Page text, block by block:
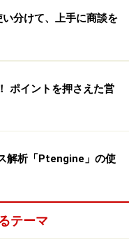
分けて、上手に商談を
ポイントを押さえた営
解析「Ptengine」の使
テーマ